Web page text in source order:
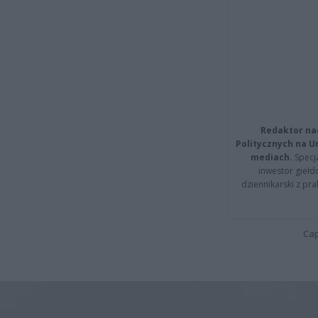
Redaktor
Politycznych na
mediach.
inwestor
dziennikarski z